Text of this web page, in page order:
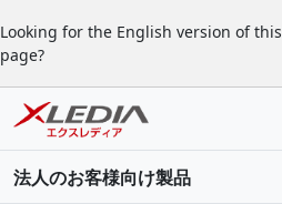
Looking for the English version of this
page?
法人のお客様向け製品